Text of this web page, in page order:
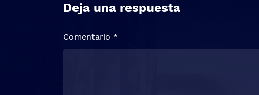
Deja una respuesta
Comentario *